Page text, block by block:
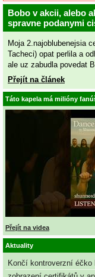
Bobo v akcii, alebo
spravne podanymi
Moja 2.najoblubenejsia
Tacheci) opat perlila a
ale uz zabudla povedat
Přejít na článek
Táto kapela má milióny
Přejít na videa
Aktuality
Končí kontroverzní éčko